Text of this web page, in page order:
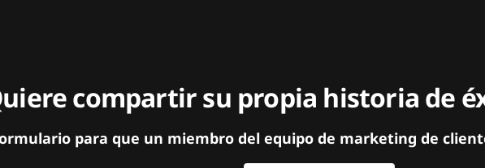
compartir su propia historia de
para que un miembro del equipo de marketing de